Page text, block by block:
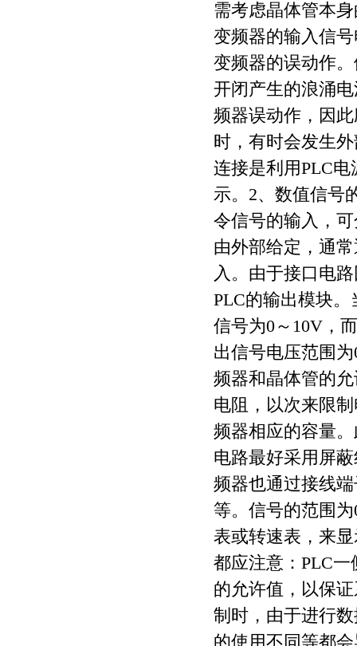
需考虑晶体管本
变频器的输入信
变频器的误动作
开闭产生的浪涌
频器误动作，因
时，有时会发生
连接是利用PLC
示。2、数值信号
令信号的输入，
由外部给定，通
入。由于接口电
PLC的输出模块
信号为0～10V，
出信号电压范围
频器和晶体管的
电阻，以次来限
频器相应的容量
电路最好采用屏
频器也通过接线
等。信号的范围
表或转速表，来
都应注意：PLC
的允许值，以保
制时，由于进行
的使用不同等都